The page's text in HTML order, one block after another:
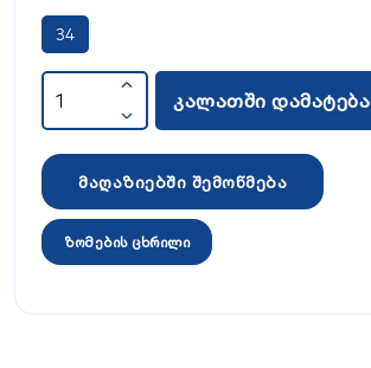
34
კალათში დამატება
მაღაზიებში შემოწმება
ზომების ცხრილი